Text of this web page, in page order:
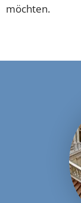
möchten.